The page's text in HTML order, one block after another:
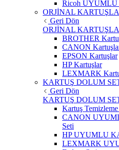
Ricoh UYUMLU
ORJİNAL
Geri Dön
ORJİNAL
BROTHER
CANON
EPSON Kartuşlar
HP Kartuşlar
LEXMARK
KARTUŞ DOLUM
Geri Dön
KARTUŞ DOLUM
Kartuş
CANON
Seti
HP UYUMLU
LEXMARK